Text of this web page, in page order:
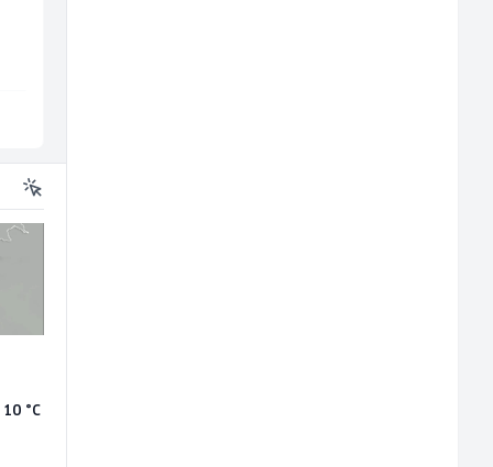
°C